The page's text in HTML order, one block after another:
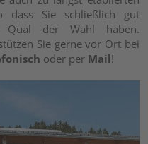
dass Sie schließlich gut
Qual der Wahl haben.
Sie gerne vor Ort bei
oder per Mail!